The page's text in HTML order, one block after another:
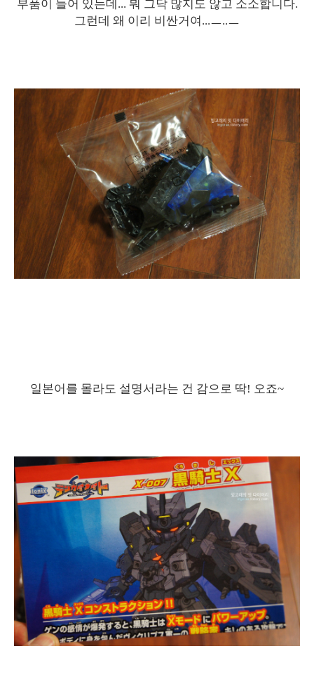
부품이 들어 있는데... 뭐 그닥 많지도 않고 소소합니다.
그런데 왜 이리 비싼거여...ㅡ..ㅡ
일본어를 몰라도 설명서라는 건 감으로 딱! 오죠~